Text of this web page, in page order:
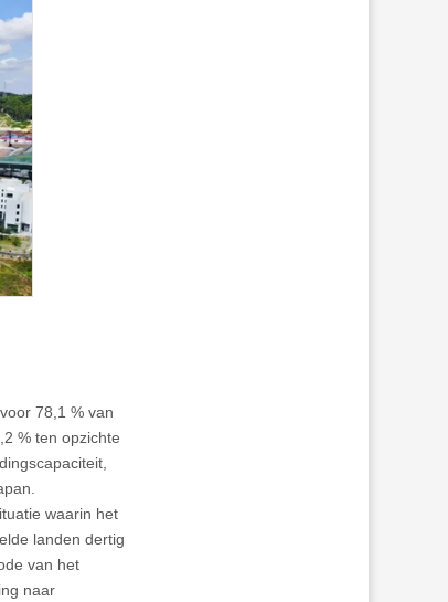
78,1 % van
% ten opzichte
waarin het
landen dertig
van het
naar